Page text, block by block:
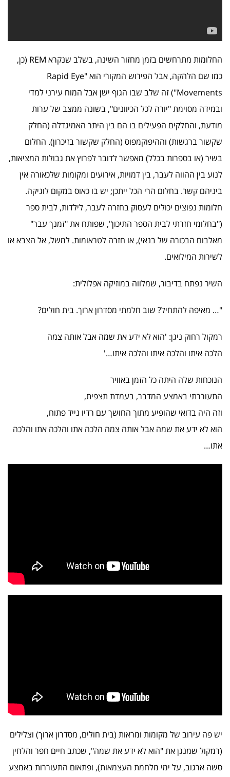
החלומות מתרחשים בזמן מחזור השינה, בשלב שנקרא REM (כן,
כמו שם הלהקה, אבל הפירוש המקורי הוא "Rapid Eye
Movements") זה שלב שבו הגוף ישן אבל המוח עירני למדי
ובמידה מסוימת "יורה לכל הכיוונים", בשונה ממצב של ערות
מודעת, והחלקים הפעילים בו הם בין היתר האמיגדלה (החלק
שקשור ברגשות) וההיפוקמפוס (החלק שקשור בזיכרון). החלום
בשיר (או בספרות בכלל) מאפשר לדובר לפרוץ את גבולות המציאות,
לנוע בין ההווה לעבר, בין דמויות, אירועים ומקומות שלכאורה אין
ביניהם קשר. בחלום הרי הכל ייתכן; יש בו כאוס במקום לוגיקה.
חלומות נפוצים יכולים לעסוק בחזרה לעבר, לילדות, לבית ספר
("בחלומי חזרתי לבית הספר התיכון", שפותח את "זמנך עבר"
מאלבום הבכורה של בנאי), או חזרה לטראומות. למשל, אל הצבא או
לשירות המילואים.
השיר נפתח בדיבור, שמלווה במוזיקה אפלולית:
"… מאיפה להתחיל? שוב חלמתי מסדרון ארוך. בית חולים?
רמקול רחוק ניגן: 'הוא לא ידע את שמה אבל אותה צמה
הלכה איתו והלכה איתו והלכה איתו…'
הנוכחות שלה היתה כל הזמן באוויר
התעוררתי באמצע המדבר, בעמדת תצפית,
וזה היה בדואי שהופיע מתוך החושך עם רדיו נייד פתוח,
הוא לא ידע את שמה אבל אותה צמה הלכה אתו והלכה אתו והלכה
אתו…
יש פה עירוב של מקומות ומראות (בית חולים, מסדרון ארוך) וצלילים
(רמקול שמנגן את "הוא לא ידע את שמה", שכתב חיים חפר והלחין
סשה ארגוב, על ימי מלחמת העצמאות), ופתאום התעוררות באמצע